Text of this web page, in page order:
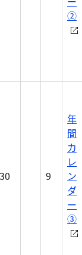
②
9
年
間
カ
レ
ン
ダ
ー
③